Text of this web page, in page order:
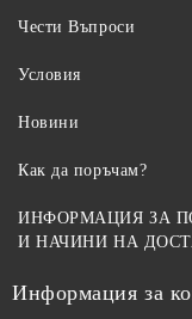
Чести Въпроси
Условия
Новини
Как да поръчам?
ИНФОРМАЦИЯ ЗА
И НАЧИНИ НА
Информация за